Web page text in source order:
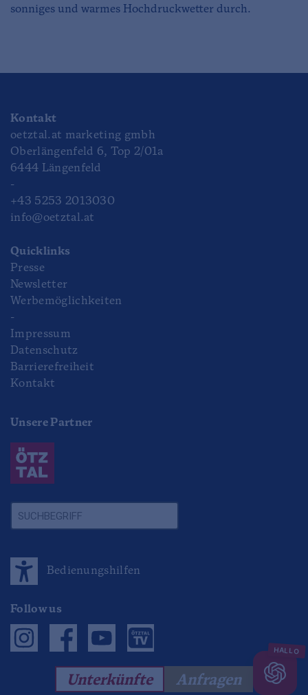
sonniges und warmes Hochdruckwetter durch.
Kontakt
oetztal.at marketing gmbh
Oberlängenfeld 6, Top 2/01a
6444 Längenfeld
-
+43 5253 2013030
info@oetztal.at
Quicklinks
Presse
Newsletter
Werbemöglichkeiten
-
Impressum
Datenschutz
Barrierefreiheit
Kontakt
Unsere Partner
Bedienungshilfen
Follow us
Unterkünfte Anfragen